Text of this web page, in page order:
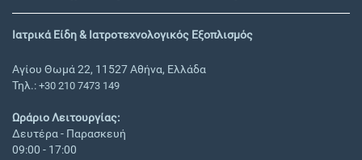
Ιατρικά Είδη & Ιατροτεχνολογικός Εξοπλισμός
Αγίου Θωμά 22, 11527 Αθήνα, Ελλάδα
Τηλ.: +30 210 7473 149
Ωράριο Λειτουργίας:
Δευτέρα - Παρασκευή
09:00 - 17:00